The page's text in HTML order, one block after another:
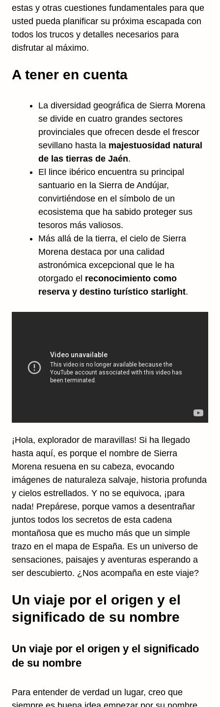
estas y otras cuestiones fundamentales para que
usted pueda planificar su próxima escapada con
todos los trucos y detalles necesarios para
disfrutar al máximo.
A tener en cuenta
La diversidad geográfica de Sierra Morena
se divide en cuatro grandes sectores
provinciales que ofrecen desde el frescor
sevillano hasta la majestuosidad natural
de las tierras de Jaén.
El lince ibérico encuentra su principal
santuario en la Sierra de Andújar,
convirtiéndose en el símbolo de un
ecosistema que ha sabido proteger sus
tesoros más valiosos.
Más allá de la tierra, el cielo de Sierra
Morena destaca por una calidad
astronómica excepcional que le ha
otorgado el reconocimiento como
reserva y destino turístico starlight.
¡Hola, explorador de maravillas! Si ha llegado
hasta aquí, es porque el nombre de Sierra
Morena resuena en su cabeza, evocando
imágenes de naturaleza salvaje, historia profunda
y cielos estrellados. Y no se equivoca, ¡para
nada! Prepárese, porque vamos a desentrañar
juntos todos los secretos de esta cadena
montañosa que es mucho más que un simple
trazo en el mapa de España. Es un universo de
sensaciones, paisajes y aventuras esperando a
ser descubierto. ¿Nos acompaña en este viaje?
Un viaje por el origen y el
significado de su nombre
Un viaje por el origen y el significado
de su nombre
Para entender de verdad un lugar, creo que